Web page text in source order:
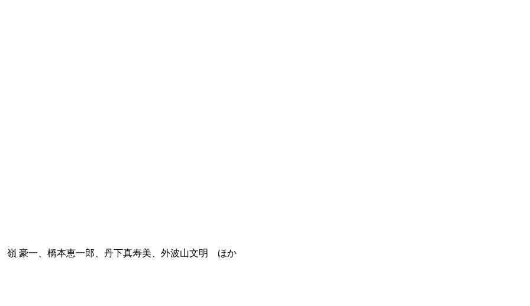
嶺 豪一、橋本恵一郎、丹下真寿美、外波山文明 ほか